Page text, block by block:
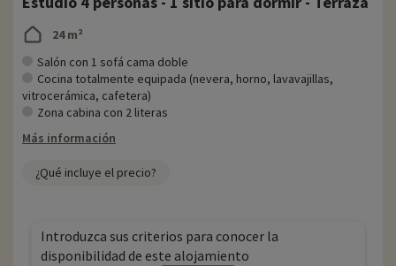
24 m²
Salón con 1 sofá cama doble
Cocina totalmente equipada (nevera, horno, lavavajillas,
vitrocerámica, cafetera)
Zona cabina con 2 literas
Más información
¿Qué incluye el precio?
Introduzca sus criterios para conocer la
disponibilidad de este alojamiento